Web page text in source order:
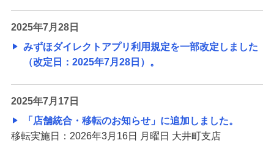
2025年7月28日
みずほダイレクトアプリ利用規定を一部改定しました
（改定日：2025年7月28日）。
2025年7月17日
「店舗統合・移転のお知らせ」に追加しました。
移転実施日：2026年3月16日 月曜日 大井町支店